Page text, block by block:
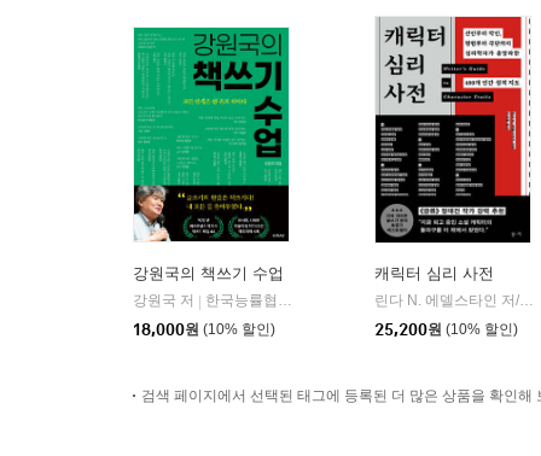
강원국의 책쓰기 수업
강원국 저
한국능률협회미디어
18,000원 (10% 할인)
캐릭터 심리 사전
린다 N. 에델스타인 저/지여울 역
25,200원 (10% 할인)
검색 페이지에서 선택된 태그에 등록된 더 많은 상품을 확인해